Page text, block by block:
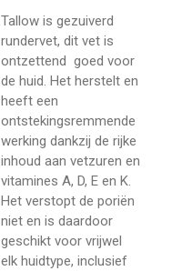
Tallow is gezuiverd
rundervet, dit vet is
ontzettend goed voor
de huid. Het herstelt en
heeft een
ontstekingsremmende
werking dankzij de rijke
inhoud aan vetzuren en
vitamines A, D, E en K
Het verstopt de poriën
niet en is daardoor
geschikt voor vrijwel
elk huidtype, inclusief